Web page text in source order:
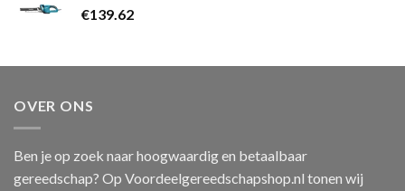
€139.62
OVER ONS
Ben je op zoek naar hoogwaardig en betaalbaar
gereedschap? Op Voordeelgereedschapshop.nl tonen wij